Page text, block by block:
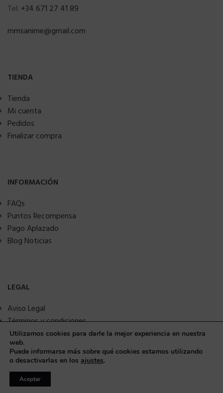
Tel: +34 671 27 41 89
mmsanime@gmail.com
TIENDA
Tienda
Mi cuenta
Pedidos
Finalizar compra
INFORMACIÓN
FAQs
Puntos Recompensa
Pago Aplazado
Blog Noticias
LEGAL
Aviso Legal
Términos y condiciones
Política de privacidad
Política de Cookies
Seguridad y protección a compradores
© Copyright 2025 MMSANIME. Todos los derechos reservados
Utilizamos cookies para darle la mejor experiencia en nuestra
web.
Puede informarse más sobre qué cookies estamos utilizando
o desactivarlas en los ajustes.
Aceptar